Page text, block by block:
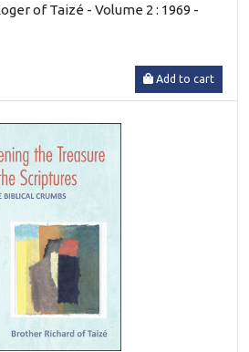
of Taizé - Volume 2 : 1969 -
Add to cart